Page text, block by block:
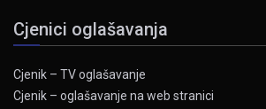
Cjenici oglašavanja
Cjenik – TV oglašavanje
Cjenik – oglašavanje na web stranici